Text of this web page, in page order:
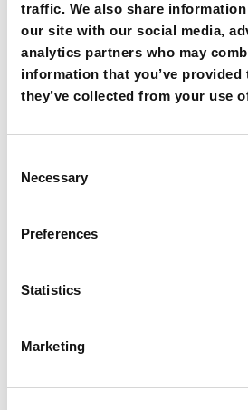
traffic. We also share
our site with our social media,
analytics partners who may
information that you’ve provided
they’ve collected from your use
Selection
Necessary
Preferences
Statistics
Marketing
February 17, 2026
Bedienerfreundliche HMIs
rodukte-Verpackung:
Read more